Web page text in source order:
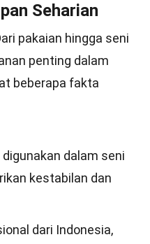
Seharian
pakaian hingga seni
penting dalam
beberapa fakta
dalam seni
kestabilan dan
dari Indonesia,